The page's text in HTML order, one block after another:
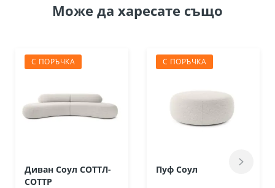
Може да харесате също
С ПОРЪЧКА
Диван Соул СОТТЛ-
СОТТР
С ПОРЪЧКА
Пуф Соул